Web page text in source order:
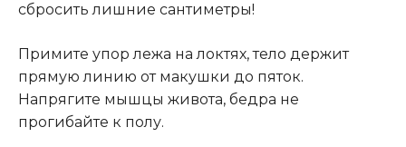
сбросить лишние сантиметры!
Примите упор лежа на локтях, тело держит
прямую линию от макушки до пяток.
Напрягите мышцы живота, бедра не
прогибайте к полу.